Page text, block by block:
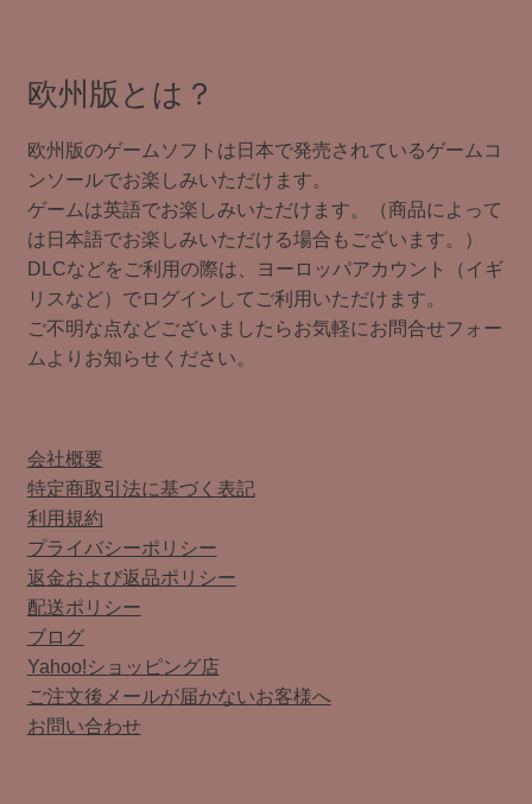
欧州版とは？
欧州版のゲームソフトは日本で発売されているゲームコ
ンソールでお楽しみいただけます。
ゲームは英語でお楽しみいただけます。（商品によって
は日本語でお楽しみいただける場合もございます。）
DLCなどをご利用の際は、ヨーロッパアカウント（イギ
リスなど）でログインしてご利用いただけます。
ご不明な点などございましたらお気軽にお問合せフォー
ムよりお知らせください。
会社概要
特定商取引法に基づく表記
利用規約
プライバシーポリシー
返金および返品ポリシー
配送ポリシー
ブログ
Yahoo!ショッピング店
ご注文後メールが届かないお客様へ
お問い合わせ